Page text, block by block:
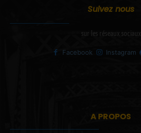
Suivez nous
sur les réseaux sociaux
Facebook Instagram
A PROPOS